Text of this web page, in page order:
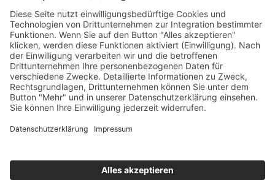
Downloads
Datenschutz
Impressum